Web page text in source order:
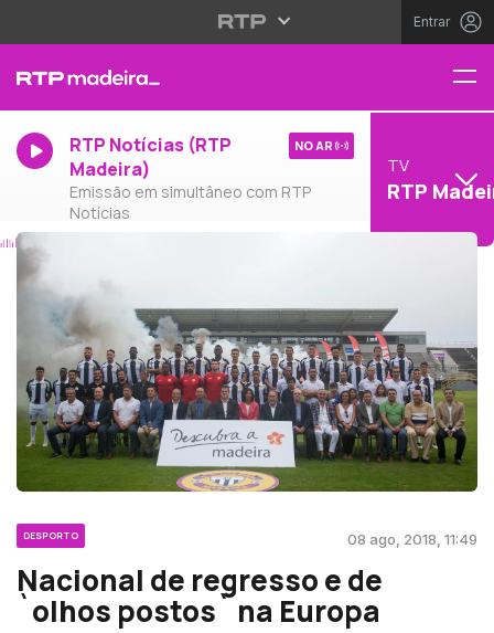
Entrar
RTP Notícias (RTP
Madeira)
Emissão em simultâneo com RTP
Notícias
NO AR
TV
RTP
DESPORTO 08 ago, 2018, 11:49
Nacional de regresso e de
`olhos postos` na Europa